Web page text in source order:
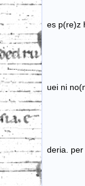
es p(re)z
uei ni
deria.